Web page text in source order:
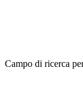
Campo di ricerca